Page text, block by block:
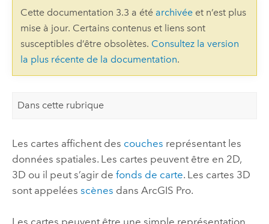
Cette documentation 3.3 a été archivéeet n’est plus
mise à jour. Certains contenus et liens sont
susceptibles d’être obsolètes. Consultez la version
la plus récente de la documentation.
Dans cette rubrique
Les cartes affichent des couches représentant les
données spatiales. Les cartes peuvent être en 2D,
3D ou il peut s’agir de fonds de carte. Les cartes 3D
sont appelées scènes dans ArcGIS Pro.
Les cartes peuvent être une simple représentation